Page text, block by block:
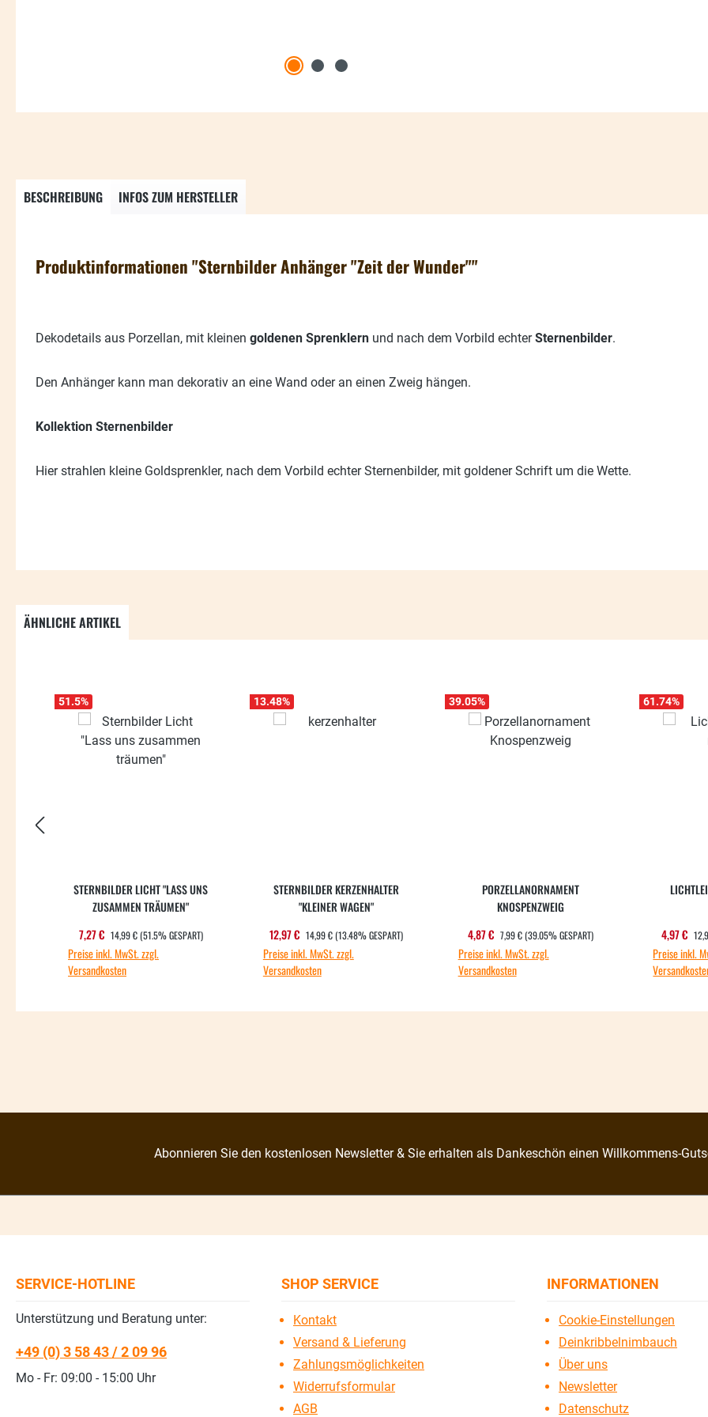
BESCHREIBUNG INFOS ZUM HERSTELLER
Produktinformationen "Sternbilder Anhänger "Zeit der Wunder""
Dekodetails aus Porzellan, mit kleinen goldenen Sprenklern und nach dem Vorbild echterSternenbilder.
Den Anhänger kann man dekorativ an eine Wand oder an einen Zweig hängen.
Kollektion Sternenbilder
Hier strahlen kleine Goldsprenkler, nach dem Vorbild echter Sternenbilder, mit goldener Schrift um die Wette.
ÄHNLICHE ARTIKEL
51.5%
STERNBILDER LICHT "LASS UNS
ZUSAMMEN TRÄUMEN"
Verkaufspreis:
7,27 € REGULÄRER PREIS:
14,99 €(51.5% GESPART)
Preise inkl. MwSt. zzgl.
Versandkosten
13.48%
STERNBILDER KERZENHALTER
"KLEINER WAGEN"
Verkaufspreis:
12,97 € REGULÄRER PREIS:
14,99 €(13.48% GESPART)
Preise inkl. MwSt. zzgl.
Versandkosten
39.05%
PORZELLANORNAMENT
KNOSPENZWEIG
Verkaufspreis:
4,87 € REGULÄRER PREIS:
7,99 € (39.05% GESPART)
Preise inkl. MwSt. zzgl.
Versandkosten
61.74%
4,97 €
Preise inkl.
Abonnieren Sie den kostenlosen Newsletter & Sie erhalten als Dankeschön einen Willkommens-
SERVICE-HOTLINE
Unterstützung und Beratung unter:
+49 (0) 3 58 43 / 2 09 96
Mo - Fr: 09:00 - 15:00 Uhr
SHOP SERVICE
Kontakt
Versand & Lieferung
Zahlungsmöglichkeiten
Widerrufsformular
AGB
INFORMATIONEN
Cookie-Einstellungen
Deinkribbelnimbauch
Über uns
Newsletter
Datenschutz